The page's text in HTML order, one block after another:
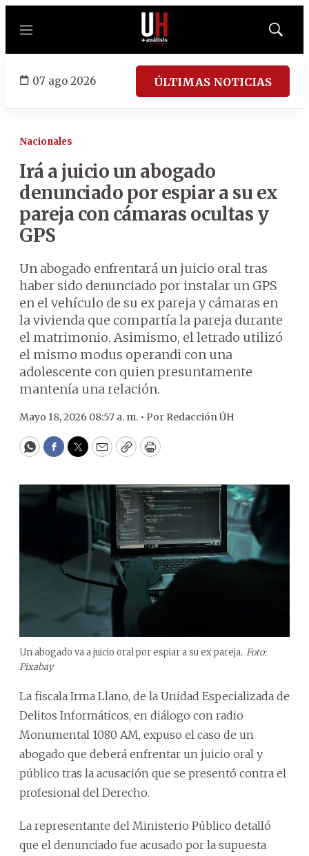
Menú
Mostrar
07 ago 2026 ÚLTIMAS NOTICIAS
Nacionales
Irá a juicio un abogado
denunciado por espiar a su ex
pareja con cámaras ocultas y
GPS
Un abogado enfrentará un juicio oral tras
haber sido denunciado por instalar un GPS
en el vehículo de su ex pareja y cámaras en
la vivienda que compartía la pareja durante
el matrimonio. Asimismo, el letrado utilizó
el mismo modus operandi con una
adolescente con quien presuntamente
mantenía una relación.
Mayo 18, 2026 08:57 a. m. • Por Redacción ÚH
WhatsApp
Facebook
Twitter
EmailCopyPrint
Un abogado va a juicio oral por espiar a su ex pareja. Foto:
Pixabay
La fiscala Irma Llano, de la Unidad Especializada de
Delitos Informáticos, en diálogo con radio
Monumental 1080 AM, expuso el caso de un
abogado que deberá enfrentar un juicio oral y
público tras la acusación que se presentó contra el
profesional del Derecho.
La representante del Ministerio Público detalló
que el denunciado fue acusado por la supuesta